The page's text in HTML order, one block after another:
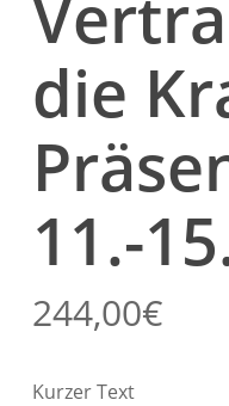
die
11.-
244,00€
Kurzer Text